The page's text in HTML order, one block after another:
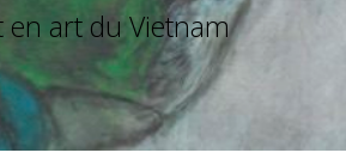
en art du Vietnam